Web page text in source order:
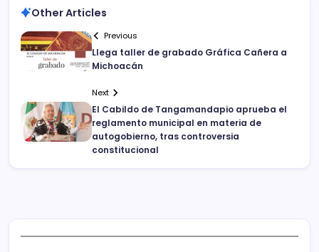
Other Articles
Previous
Llega taller de grabado Gráfica Cañera a
Michoacán
Next
El Cabildo de Tangamandapio aprueba el
reglamento municipal en materia de
autogobierno, tras controversia
constitucional